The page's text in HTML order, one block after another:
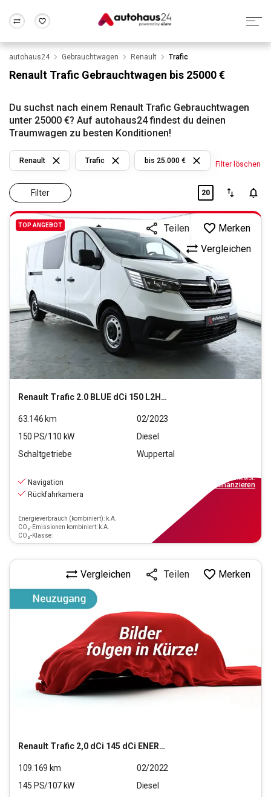
Wir bewerten dein Auto
Alle Fragen & Antworten
Rund um die Inzahlungnahme
Frankfurt Wuppertal
autohaus24 Gebrauchtwagen Renault Trafic
Renault Trafic Gebrauchtwagen bis 25000 €
Du suchst nach einem Renault Trafic Gebrauchtwagen
unter 25000 €? Auf autohaus24 findest du deinen
Traumwagen zu besten Konditionen!
Filter
Renault Trafic bis 25.000 € Filter löschen
20
TOP ANGEBOT
Renault Trafic 2.0 BLUE dCi 150 L2H1 3,0t Komfort (EU6d)
Vergleichen
Teilen Merken
63.146 km
02/2023
150 PS/110 kW
Diesel
Schaltgetriebe
Wuppertal
Navigation
Rückfahrkamera
Energieverbrauch (kombiniert): k.A.
CO₂-Emissionen kombiniert: k.A.
CO₂-Klasse:
inkl.MwSt.
finanzieren
Renault Trafic 2,0 dCi 145 dCi ENERGY L1H1 3,0t Komfort
Vergleichen Teilen Merken
109.169 km
02/2022
145 PS/107 kW
Diesel